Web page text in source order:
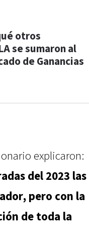
otros
se sumaron al
de Ganancias
explicaron:
del 2023 las
pero con la
de toda la